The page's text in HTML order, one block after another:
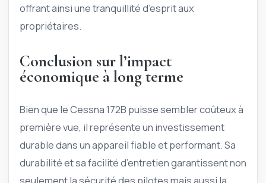
offrant ainsi une tranquillité d’esprit aux
propriétaires.
Conclusion sur l’impact
économique à long terme
Bien que le Cessna 172B puisse sembler coûteux à
première vue, il représente un investissement
durable dans un appareil fiable et performant. Sa
durabilité et sa facilité d’entretien garantissent non
seulement la sécurité des pilotes mais aussi la